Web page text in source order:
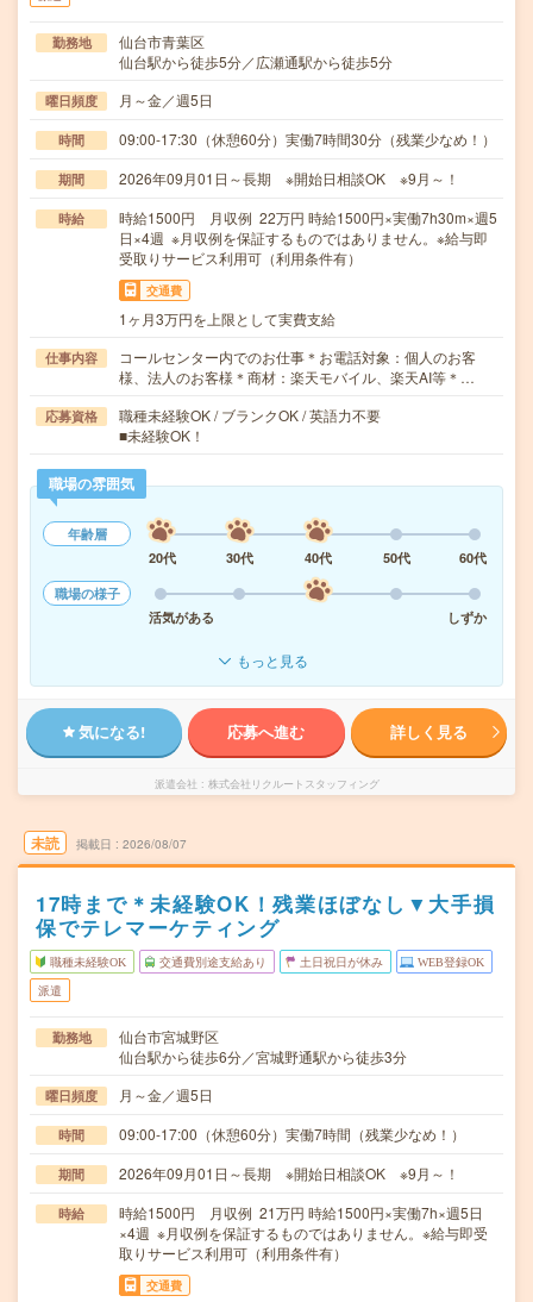
勤務地
仙台市青葉区
仙台駅から徒歩5分／広瀬通駅から徒歩5分
曜日頻度 月～金／週5日
時間 09:00-17:30（休憩60分）実働7時間30分（残業少なめ！）
期間 2026年09月01日～長期 ※開始日相談OK ※9月～！
時給
時給1500円 月収例 22万円 時給1500円×実働7h30m×週5
日×4週 ※月収例を保証するものではありません。※給与即
受取りサービス利用可（利用条件有）
交通費
1ヶ月3万円を上限として実費支給
仕事内容
コールセンター内でのお仕事＊お電話対象：個人のお客
様、法人のお客様＊商材：楽天モバイル、楽天AI等＊…
応募資格
職種未経験OK / ブランクOK / 英語力不要
■未経験OK！
職場の雰囲気
年齢層
20代
30代 40代 50代
60代
職場の様子
活気がある
しずか
もっと見る
気になる! 応募へ進む 詳しく見る
派遣会社 株式会社リクルートスタッフィング
未読 掲載日 2026/08/07
17時まで＊未経験OK！残業ほぼなし▼大手損
保でテレマーケティング
職種未経験OK 交通費別途支給あり 土日祝日が休み WEB登録OK
派遣
勤務地
仙台市宮城野区
仙台駅から徒歩6分／宮城野通駅から徒歩3分
曜日頻度 月～金／週5日
時間 09:00-17:00（休憩60分）実働7時間（残業少なめ！）
期間 2026年09月01日～長期 ※開始日相談OK ※9月～！
時給
時給1500円 月収例 21万円 時給1500円×実働7h×週5日
×4週 ※月収例を保証するものではありません。※給与即受
取りサービス利用可（利用条件有）
交通費